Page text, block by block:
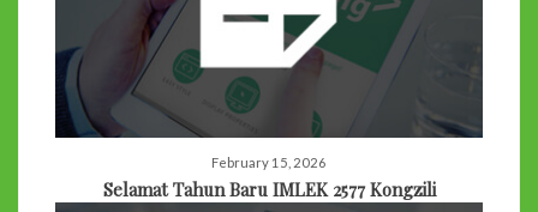
February 15, 2026
Selamat Tahun Baru IMLEK 2577 Kongzili